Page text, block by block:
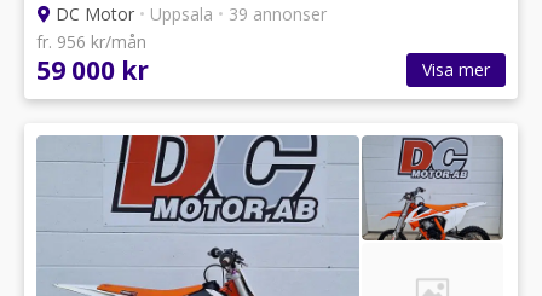
DC Motor • Uppsala • 39 annonser
fr. 956 kr/mån
59 000 kr Visa mer